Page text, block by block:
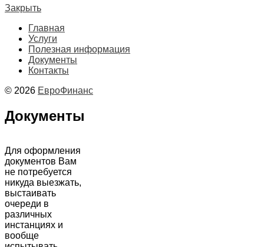
Закрыть
Главная
Услуги
Полезная информация
Документы
Контакты
© 2026 ЕвроФинанс
Документы
Для оформления
документов Вам
не потребуется
никуда выезжать,
выстаивать
очереди в
различных
инстанциях и
вообще